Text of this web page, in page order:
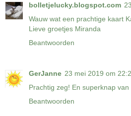
bolletjelucky.blogspot.com
Wauw wat een prachtige kaart
Lieve groetjes Miranda
Beantwoorden
GerJanne 23 mei 2019 om
Prachtig zeg! En superknap van
Beantwoorden